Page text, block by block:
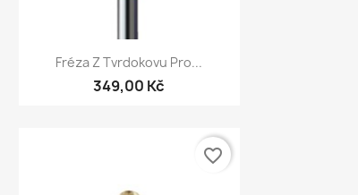
Rychlý náhled
Fréza Z Tvrdokovu Pro...
349,00 Kč
favorite_border